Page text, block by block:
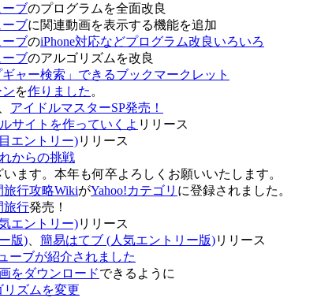
ーブのプログラムを全面改良
ーブに関連動画を表示する機能を追加
ーブのiPhone対応などプログラム改良いろいろ
ーブのアルゴリズムを改良
ャー検索」できるブックマークレット
を作りました 。
アイドルマスターSP発売！
サイトを作っていくよ リリース
エントリー)リリース
からの挑戦
ます。本年も何卒よろしくお願いいたします。
旅行攻略WikiがYahoo!カテゴリ に登録されました。
旅行発売！
エントリー)リリース
版) 簡易はてブ (人気エントリー版)リリース
ーブが紹介されました
をダウンロードできるように
ズムを変更